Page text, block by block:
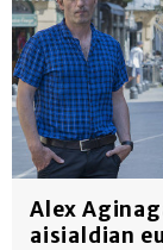
Alex
aisialdian